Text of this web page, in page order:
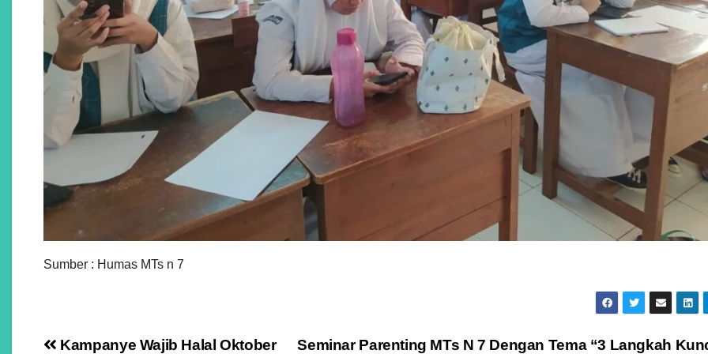
Sumber : Humas MTs n 7
Seminar Parenting MTs N 7 Dengan Tema “3 Langkah
Kampanye Wajib Halal Oktober